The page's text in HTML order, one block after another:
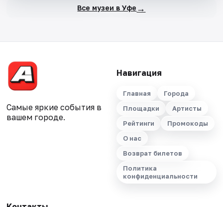
Все музеи в Уфе →
Самые яркие события в
вашем городе.
Навигация
Главная
Города
Площадки
Артисты
Рейтинги
Промокоды
О нас
Возврат билетов
Политика
конфиденциальности